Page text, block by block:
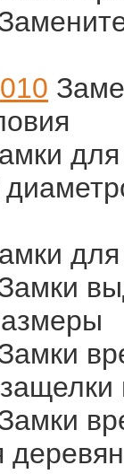
для